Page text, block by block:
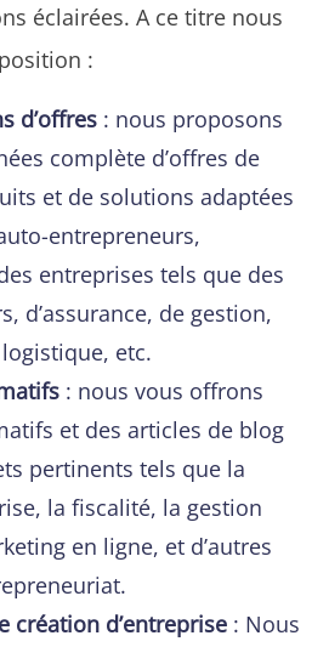
éclairées. A ce titre nous
:
d’offres : nous proposons
complète d’offres de
et de solutions adaptées
entrepreneurs,
entreprises tels que des
d’assurance, de gestion,
etc.
: nous vous offrons
et des articles de blog
pertinents tels que la
la fiscalité, la gestion
en ligne, et d’autres
création d’entreprise : Nous